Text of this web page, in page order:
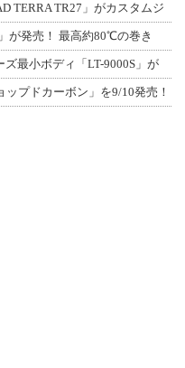
TERRA TR27」がカスタムジ
が発売！ 最高約80℃の巻き
ズ最小ボディ「LT-9000S」が
ップドカーボン」を9/10発売！